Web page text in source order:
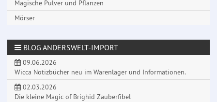
Magische Pulver und Pflanzen
Mörser
BLOG ANDERSWELT-IMPORT
09.06.2026
Wicca Notizbücher neu im Warenlager und Informationen.
02.03.2026
Die kleine Magic of Brighid Zauberfibel